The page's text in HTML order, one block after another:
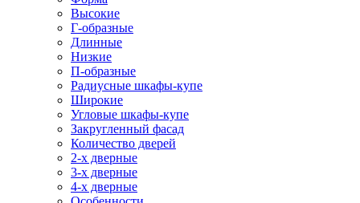
Высокие
Г-образные
Длинные
Низкие
П-образные
Радиусные шкафы-купе
Широкие
Угловые шкафы-купе
Закругленный фасад
Количество дверей
2-х дверные
3-х дверные
4-х дверные